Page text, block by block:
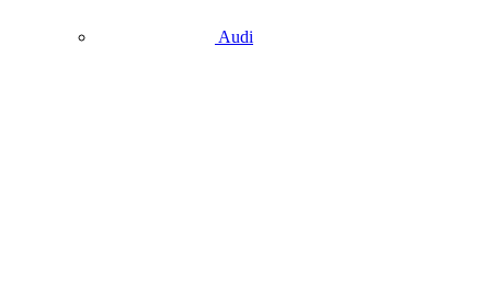
Audi